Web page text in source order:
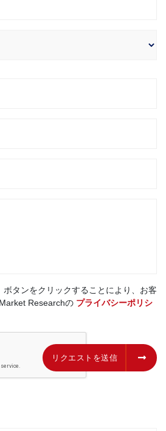
ボタンをクリックすることにより、お客
Researchの プライバシーポリシ
を送信 リクエストを送信